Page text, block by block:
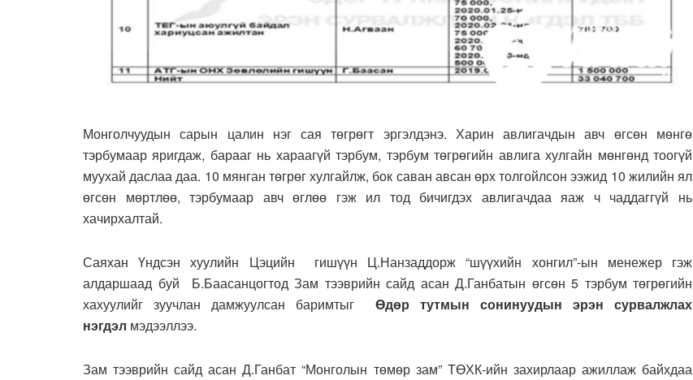
Монголчуудын сарын цалин нэг сая төгрөгт эргэлдэнэ. Харин авлигачдын авч өгсөн мөнгө
тэрбумаар яригдаж, барааг нь хараагүй тэрбум, тэрбум төгрөгийн авлига хулгайн мөнгөнд тоогүй
муухай даслаа даа. 10 мянган төгрөг хулгайлж, бок саван авсан өрх толгойлсон ээжид 10 жилийн ял
өгсөн мөртлөө, тэрбумаар авч өглөө гэж ил тод бичигдэх авлигачдаа яаж ч чаддаггүй нь
хачирхалтай.
Саяхан Үндсэн хуулийн Цэцийн гишүүн Ц.Нанзаддорж “шүүхийн хонгил”-ын менежер гэж
алдаршаад буй Б.Баасанцогтод Зам тээврийн сайд асан Д.Ганбатын өгсөн 5 тэрбум төгрөгийн
хахуулийг зуучлан дамжуулсан баримтыг Өдөр тутмын сонинуудын эрэн сурвалжлах
нэгдэл мэдээллээ.
Зам тээврийн сайд асан Д.Ганбат “Монголын төмөр зам” ТӨХК-ийн захирлаар ажиллаж байхдаа